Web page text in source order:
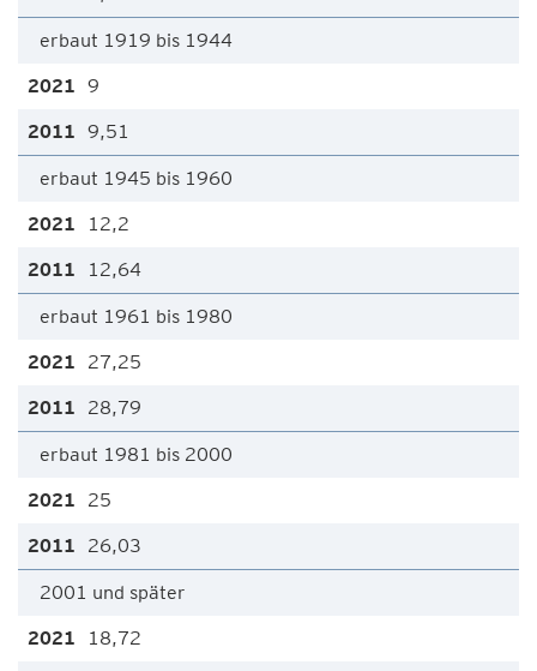
erbaut 1919 bis 1944
9
9,51
erbaut 1945 bis 1960
12,2
12,64
erbaut 1961 bis 1980
27,25
28,79
erbaut 1981 bis 2000
25
26,03
2001 und später
18,72